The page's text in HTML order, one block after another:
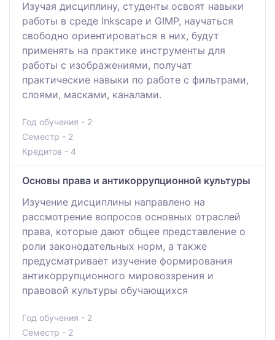
Изучая дисциплину, студенты освоят навыки
работы в среде Inkscape и GIMP, научаться
свободно ориентироваться в них, будут
применять на практике инструменты для
работы с изображениями, получат
практические навыки по работе с фильтрами,
слоями, масками, каналами.
Год обучения - 2
Семестр - 2
Кредитов - 4
Основы права и антикоррупционной культуры
Изучение дисциплины направлено на
рассмотрение вопросов основных отраслей
права, которые дают общее представление о
роли законодательных норм, а также
предусматривает изучение формирования
антикоррупционного мировоззрения и
правовой культуры обучающихся
Год обучения - 2
Семестр - 2